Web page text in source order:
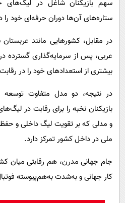
سهم بازیکنان شاغل در لیگ‌های
ستاره‌های آن‌ها دوران حرفه‌ای خود را
در مقابل، کشورهایی مانند
عربی، پس از سرمایه‌گذاری گسترده
بیشتری از استعدادهای خود را در
در نتیجه، دو مدل متفاوت
بازیکنان نخبه را برای رقابت در
و مدلی که بر تقویت لیگ داخلی و
ملی در داخل کشور تمرکز دارد.
جام جهانی مدرن، هم رقابتی میان
کار جهانی و به‌شدت به‌هم‌پیوسته